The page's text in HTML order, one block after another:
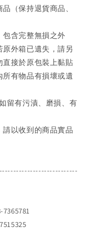
（保持退貨商品、
包含完整無損之外
外箱已遺失，請另
接於原包裝上黏貼
有物品有損壞或遺
留有污漬、磨損、有
以收到的商品實品